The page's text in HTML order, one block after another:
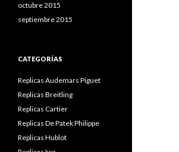
octubre 2015
septiembre 2015
CATEGORÍAS
Replicas Audemars Piguet
Replicas Breitling
Replicas Cartier
Replicas De Patek Philippe
Replicas Hublot